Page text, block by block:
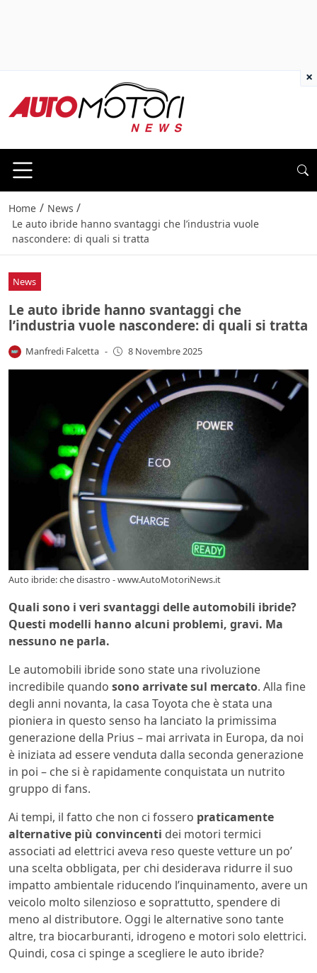
Home / News /
Le auto ibride hanno svantaggi che l’industria vuole
nascondere: di quali si tratta
News
Le auto ibride hanno svantaggi che
l’industria vuole nascondere: di quali si tratta
Manfredi Falcetta - 8 Novembre 2025
Auto ibride: che disastro - www.AutoMotoriNews.it
Quali sono i veri svantaggi delle automobili ibride?
Questi modelli hanno alcuni problemi, gravi. Ma
nessuno ne parla.
Le automobili ibride sono state una rivoluzione
incredibile quando sono arrivate sul mercato. Alla fine
degli anni novanta, la casa Toyota che è stata una
pioniera in questo senso ha lanciato la primissima
generazione della Prius – mai arrivata in Europa, da noi
è iniziata ad essere venduta dalla seconda generazione
in poi – che si è rapidamente conquistata un nutrito
gruppo di fans.
Ai tempi, il fatto che non ci fossero praticamente
alternative più convincenti dei motori termici
associati ad elettrici aveva reso queste vetture un po’
una scelta obbligata, per chi desiderava ridurre il suo
impatto ambientale riducendo l’inquinamento, avere un
veicolo molto silenzioso e soprattutto, spendere di
meno al distributore. Oggi le alternative sono tante
altre, tra biocarburanti, idrogeno e motori solo elettrici.
Quindi, cosa ci spinge a scegliere le auto ibride?
×